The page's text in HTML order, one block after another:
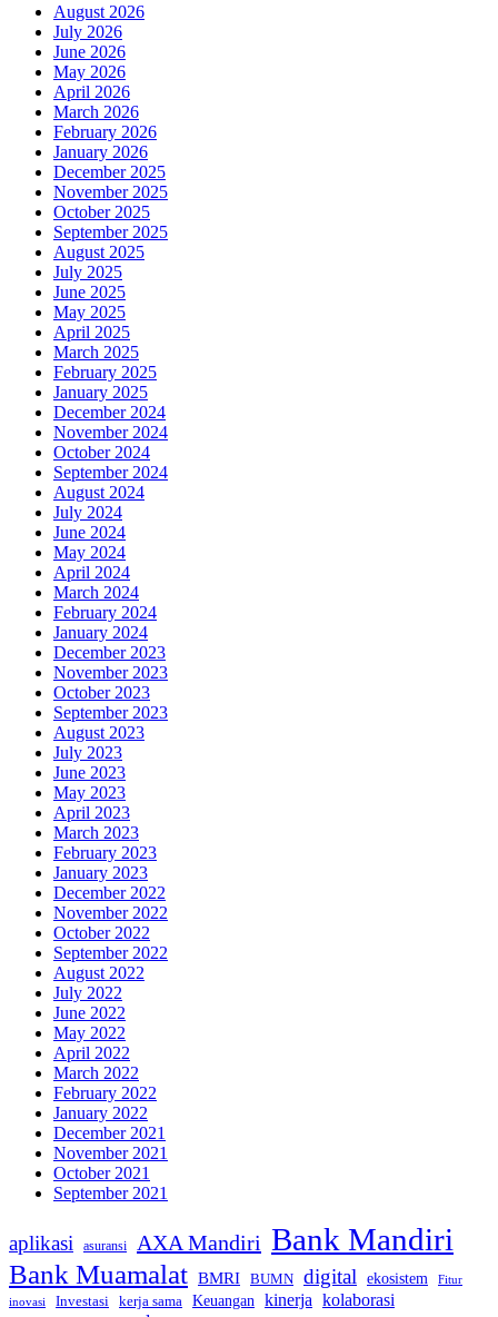
August 2026
July 2026
June 2026
May 2026
April 2026
March 2026
February 2026
January 2026
December 2025
November 2025
October 2025
September 2025
August 2025
July 2025
June 2025
May 2025
April 2025
March 2025
February 2025
January 2025
December 2024
November 2024
October 2024
September 2024
August 2024
July 2024
June 2024
May 2024
April 2024
March 2024
February 2024
January 2024
December 2023
November 2023
October 2023
September 2023
August 2023
July 2023
June 2023
May 2023
April 2023
March 2023
February 2023
January 2023
December 2022
November 2022
October 2022
September 2022
August 2022
July 2022
June 2022
May 2022
April 2022
March 2022
February 2022
January 2022
December 2021
November 2021
October 2021
September 2021
aplikasi asuransi AXA Mandiri Bank Mandiri
Bank Muamalat BMRI BUMN digital ekosistem Fitur
inovasi Investasi kerja sama Keuangan kinerja kolaborasi